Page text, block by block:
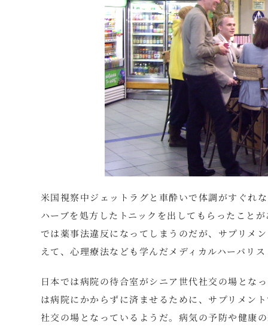
米国視察中ジェットラグと車酔いで体調がすぐれ
ハーブを処方したトニックを出してもらったこと
では薬事法違反になってしまうのだが、サプリメ
えて、心理療法なども学んだメディカルハーバリ
日本では病院の待合室がシニア世代社交の場とな
は病院にかからずに済ませるために、サプリメン
社交の場となっているようだ。病気の予防や健康